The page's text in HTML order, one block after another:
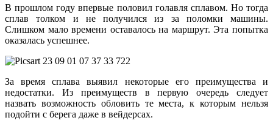
В прошлом году впервые половил голавля сплавом. Но тогда
сплав толком и не получился из за поломки машины.
Слишком мало времени оставалось на маршрут. Эта попытка
оказалась успешнее.
За время сплава выявил некоторые его преимущества и
недостатки. Из преимуществ в первую очередь следует
назвать возможность обловить те места, к которым нельзя
подойти с берега даже в вейдерсах.